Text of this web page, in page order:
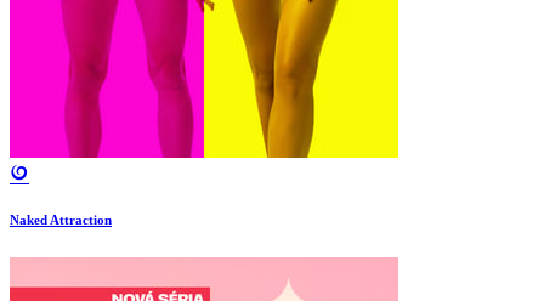
Naked Attraction